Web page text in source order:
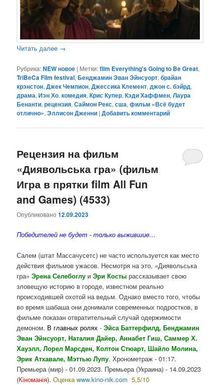
Читать далее →
Рубрика:NEW новое | Метки:film Everything's Going to Be Great,
TriBeCa Film festival,Бенджамин Эван Эйнсуорт,брайан
крэнстон,Джек Чемпион,Джессика Клемент,джон с. бэйрд,
драма,Иэн Хо,комедия,Крис Купер,Кэди Хаффмен,Лаура
Бенанти,рецензия,Саймон Рекс,сша,фильм «Всё будет
отлично»,Эллисон Дженни |Добавить комментарий
Рецензия на фильм
«Диявольська гра» (фильм
Игра в прятки film All Fun
and Games) (4533)
Опубликовано12.09.2023
Победителей не будет -тольковыжившие…
Салем (штат Массачусетс) не часто используется как место
действия фильмов ужасов. Несмотря на это, «Диявольська
гра»Эрена Селебоглу иЭри Косты рассказывает свою
зловещую историю в городе, известном реально
происходившей охотой на ведьм. Однако вместо того, чтобы
во время шабаша они донимали современных подростков, в
фильме показан отвратительный случай одержимости
демоном. В главных ролях -ЭйсаБаттерфилд, Бенджамин
Эван Эйнсуорт,Наталия Дайер,Аннабет Гиш,Саммер Х.
Хауэлл,Лорел Марсден,Колтон Стюарт,Шайло Молина,
Эрик Атхавале,Мэттью Лупу. Хронометраж - 01:17.
Премьера (мир) - 01.09.2023. Премьера (Украина) - 14.09.2023
(Кіноманія).Оценкаwww.kino-nik.com 5,5/10